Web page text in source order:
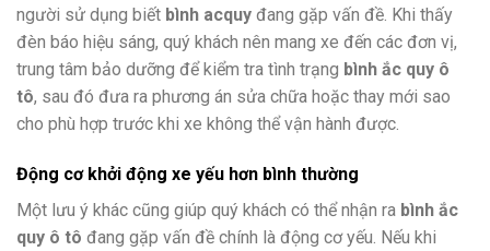
người sử dụng biết bình acquy đang gặp vấn đề. Khi thấy
đèn báo hiệu sáng, quý khách nên mang xe đến các đơn vị,
trung tâm bảo dưỡng để kiểm tra tình trạng bình ắc quy ô
tô, sau đó đưa ra phương án sửa chữa hoặc thay mới sao
cho phù hợp trước khi xe không thể vận hành được.
Động cơ khởi động xe yếu hơn bình thường
Một lưu ý khác cũng giúp quý khách có thể nhận ra bình ắc
quy ô tô đang gặp vấn đề chính là động cơ yếu. Nếu khi